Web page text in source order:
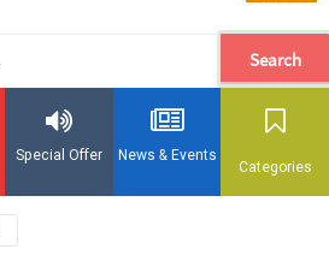
Search
Special Offer News & Events
Categories